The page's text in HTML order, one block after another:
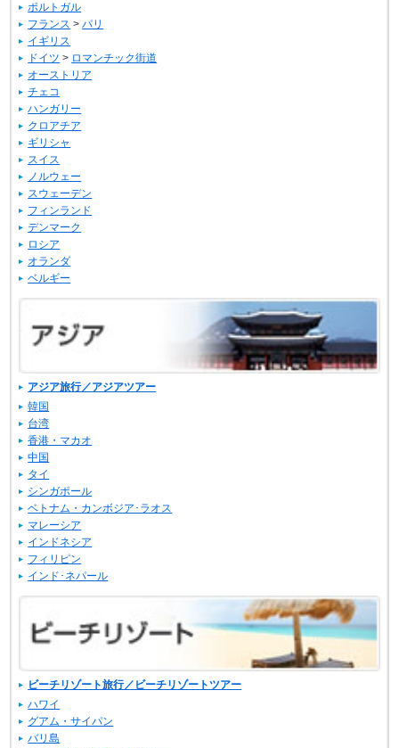
ポルトガル
フランス >パリ
イギリス
ドイツ > ロマンチック街道
オーストリア
チェコ
ハンガリー
クロアチア
ギリシャ
スイス
ノルウェー
スウェーデン
フィンランド
デンマーク
ロシア
オランダ
ベルギー
アジア旅行／アジアツアー
韓国
台湾
香港・マカオ
中国
タイ
シンガポール
ベトナム・カンボジア･ラオス
マレーシア
インドネシア
フィリピン
インド･ネパール
ビーチリゾート旅行／ビーチリゾートツアー
ハワイ
グアム・サイパン
バリ島